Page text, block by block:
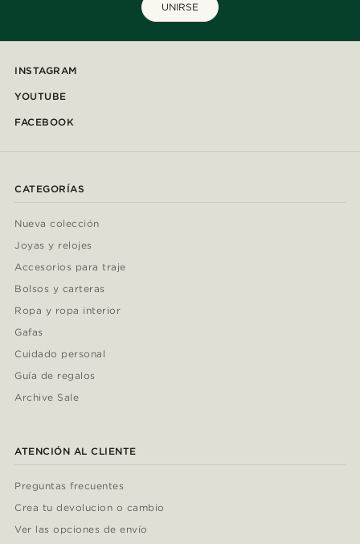
UNIRSE
INSTAGRAM
YOUTUBE
FACEBOOK
CATEGORÍAS
Nueva colección
Joyas y relojes
Accesorios para traje
Bolsos y carteras
Ropa y ropa interior
Gafas
Cuidado personal
Guía de regalos
Archive Sale
ATENCIÓN AL CLIENTE
Preguntas frecuentes
Crea tu devolucion o cambio
Ver las opciones de envío